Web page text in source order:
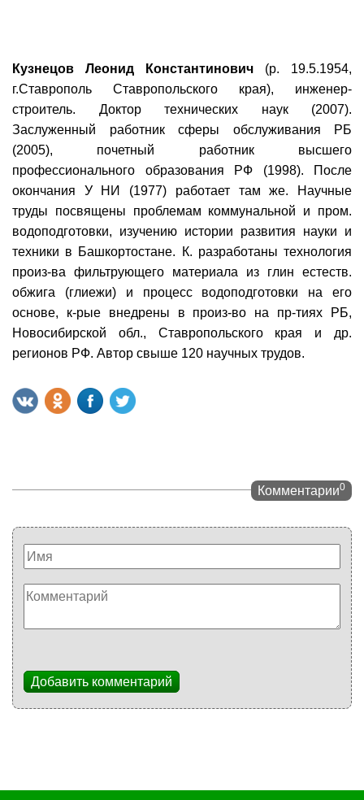
Кузнецов Леонид Константинович (р. 19.5.1954,
г.Ставрополь Ставропольского края), инженер-
строитель. Доктор технических наук (2007).
Заслуженный работник сферы обслуживания РБ
(2005), почетный работник высшего
профессионального образования РФ (1998). После
окончания У НИ (1977) работает там же. Научные
труды посвящены проблемам коммунальной и пром.
водоподготовки, изучению истории развития науки и
техники в Башкортостане. К. разработаны технология
произ-ва фильтрующего материала из глин естеств.
обжига (глиежи) и процесс водоподготовки на его
основе, к-рые внедрены в произ-во на пр-тиях РБ,
Новосибирской обл., Ставропольского края и др.
регионов РФ. Автор свыше 120 научных трудов.
Комментарии0
Добавить комментарий